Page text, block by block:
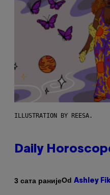
ILLUSTRATION BY REESA.
Daily
3 сата ранијеOd Ashley